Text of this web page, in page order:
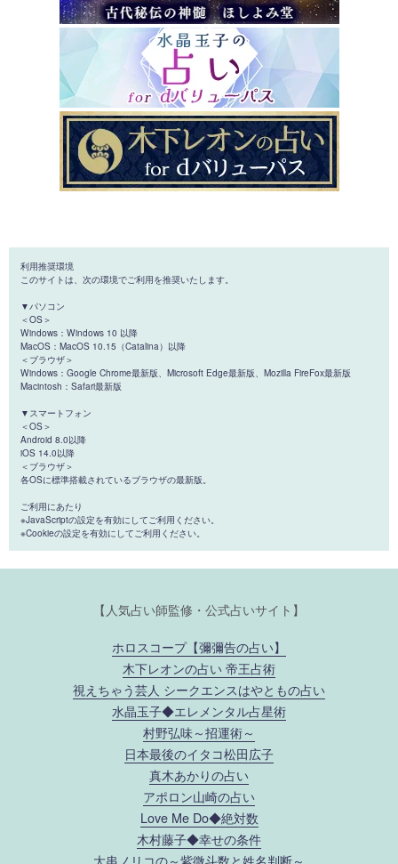
利用推奨環境
このサイトは、次の環境でご利用を推奨いたします。
▼パソコン
＜OS＞
Windows：Windows 10 以降
MacOS：MacOS 10.15（Catalina）以降
＜ブラウザ＞
Windows：Google Chrome最新版、Microsoft Edge最新版、Mozilla FireFox最新版
Macintosh：Safari最新版
▼スマートフォン
＜OS＞
Android 8.0以降
iOS 14.0以降
＜ブラウザ＞
各OSに標準搭載されているブラウザの最新版。
ご利用にあたり
※JavaScriptの設定を有効にしてご利用ください。
※Cookieの設定を有効にしてご利用ください。
【人気占い師監修・公式占いサイト】
ホロスコープ【彌彌告の占い】
木下レオンの占い 帝王占術
視えちゃう芸人 シークエンスはやともの占い
水晶玉子◆エレメンタル占星術
村野弘味～招運術～
日本最後のイタコ松田広子
真木あかりの占い
アポロン山崎の占い
Love Me Do◆絶対数
木村藤子◆幸せの条件
大串ノリコの～紫微斗数と姓名判断～